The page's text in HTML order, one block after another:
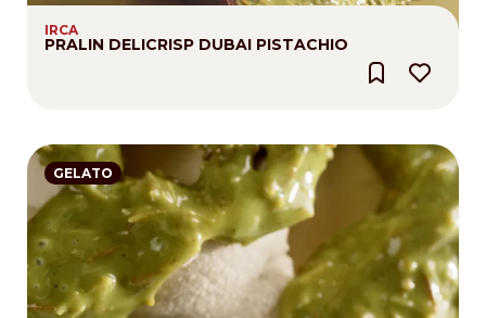
IRCA
PRALIN DELICRISP DUBAI PISTACHIO
GELATO